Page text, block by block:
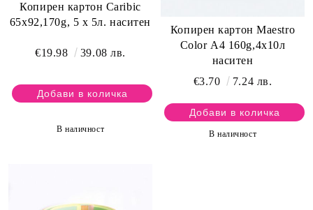
Копирен картон Caribic
65х92,170g, 5 х 5л. наситен
€19.98 39.08 лв.
В наличност
Копирен картон Maestro
Color А4 160g,4х10л
наситен
€3.70
7.24 лв.
В наличност